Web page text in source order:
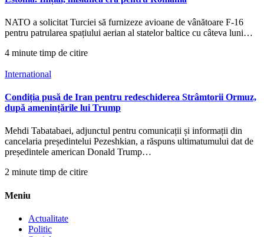
NATO a solicitat Turciei să furnizeze avioane de vânătoare F-16
pentru patrularea spațiului aerian al statelor baltice cu câteva luni…
4 minute timp de citire
International
Condiția pusă de Iran pentru redeschiderea Strâmtorii Ormuz,
după amenințările lui Trump
Mehdi Tabatabaei, adjunctul pentru comunicații și informații din
cancelaria președintelui Pezeshkian, a răspuns ultimatumului dat de
președintele american Donald Trump…
2 minute timp de citire
Meniu
Actualitate
Politic